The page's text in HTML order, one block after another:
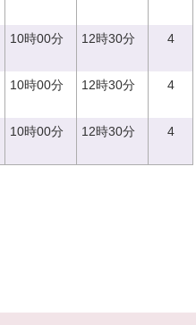
10時00分 12時30分 4
10時00分 12時30分 4
10時00分 12時30分 4